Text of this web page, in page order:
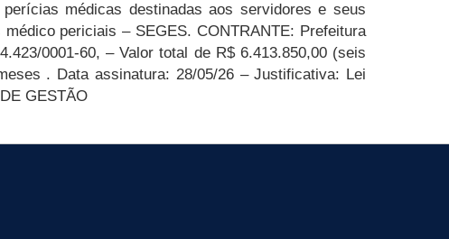
médicas destinadas aos servidores e seus
médico periciais – SEGES. CONTRANTE: Prefeitura
0001-60, –Valor total de R$ 6.413.850,00 (seis
. Data assinatura: 28/05/26– Justificativa: Lei
DE GESTÃO